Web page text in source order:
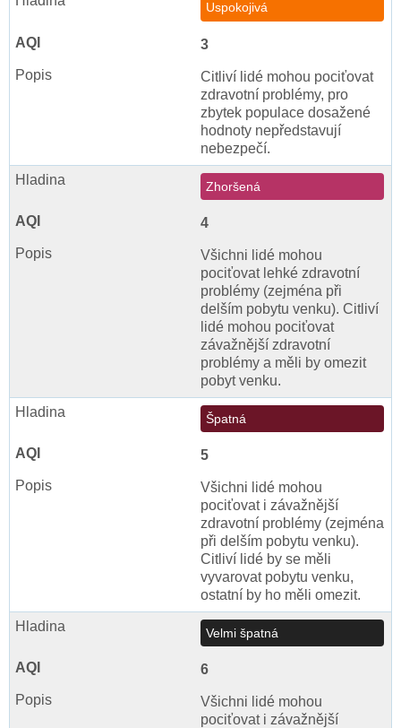
Uspokojivá
3
Citliví lidé mohou pociťovat
zdravotní problémy, pro
zbytek populace dosažené
hodnoty nepředstavují
nebezpečí.
Zhoršená
4
Všichni lidé mohou
pociťovat lehké zdravotní
problémy (zejména při
delším pobytu venku). Citliví
lidé mohou pociťovat
závažnější zdravotní
problémy a měli by omezit
pobyt venku.
Špatná
5
Všichni lidé mohou
pociťovat i závažnější
zdravotní problémy (zejména
při delším pobytu venku).
Citliví lidé by se měli
vyvarovat pobytu venku,
ostatní by ho měli omezit.
Velmi špatná
6
Všichni lidé mohou
pociťovat i závažnější